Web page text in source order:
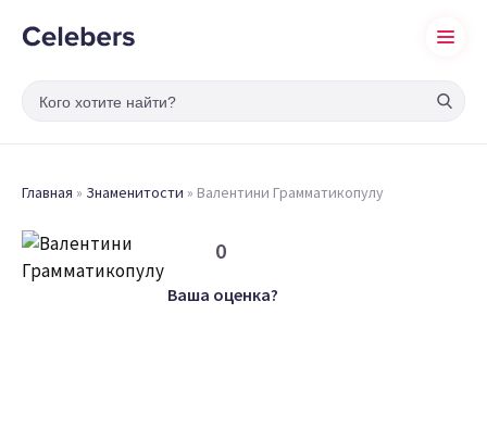
Главная » Знаменитости » Валентини Грамматикопулу
0
Ваша оценка?